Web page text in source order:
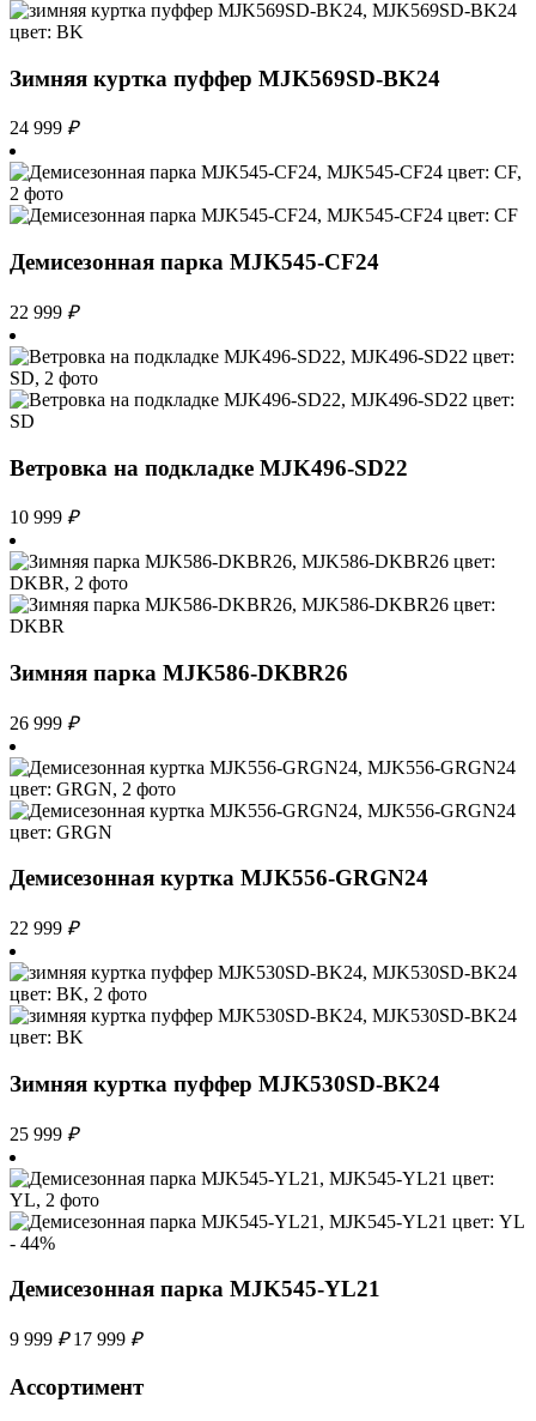
Зимняя куртка пуффер MJK569SD-BK24
24 999 ₽
Демисезонная парка MJK545-CF24
22 999 ₽
Ветровка на подкладке MJK496-SD22
10 999 ₽
Зимняя парка MJK586-DKBR26
26 999 ₽
Демисезонная куртка MJK556-GRGN24
22 999 ₽
Зимняя куртка пуффер MJK530SD-BK24
25 999 ₽
- 44%
Демисезонная парка MJK545-YL21
9 999 ₽ 17 999 ₽
Ассортимент